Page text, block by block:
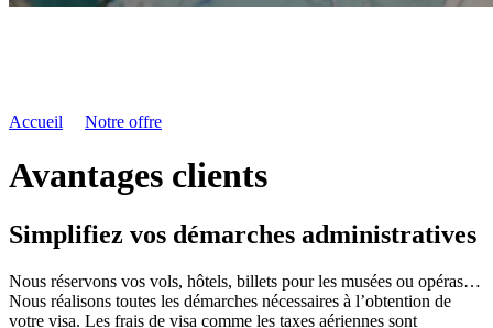
Accueil Notre offre
Avantages clients
Simplifiez vos démarches administratives
Nous réservons vos vols, hôtels, billets pour les musées ou opéras…
Nous réalisons toutes les démarches nécessaires à l’obtention de
votre visa. Les frais de visa comme les taxes aériennes sont